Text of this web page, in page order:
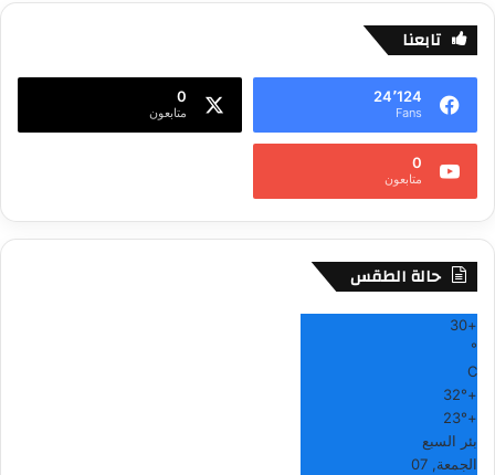
تابعنا
24٬124
Fans
0
متابعون
0
متابعون
حالة الطقس
+
30
°
C
+
32°
+
23°
بئر السبع
الجمعة, 07